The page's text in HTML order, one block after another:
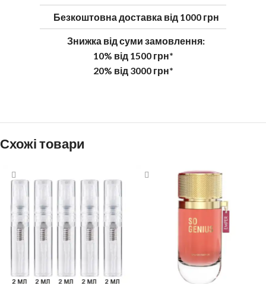
Безкоштовна доставка від 1000 грн
Знижка від суми замовлення:
10% від 1500 грн*
20% від 3000 грн*
Схожі товари